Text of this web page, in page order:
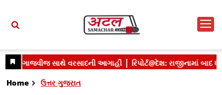
Home ઉત્તર ગુજરાત